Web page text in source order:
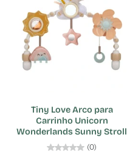
Tiny Love Arco para
Carrinho Unicorn
Wonderlands Sunny Stroll
(0)